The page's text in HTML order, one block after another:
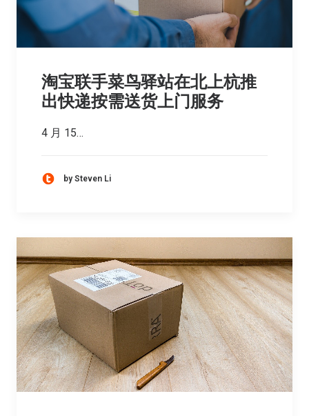
淘宝联手菜鸟驿站在北上杭推
出快递按需送货上门服务
4 月 15…
by Steven Li